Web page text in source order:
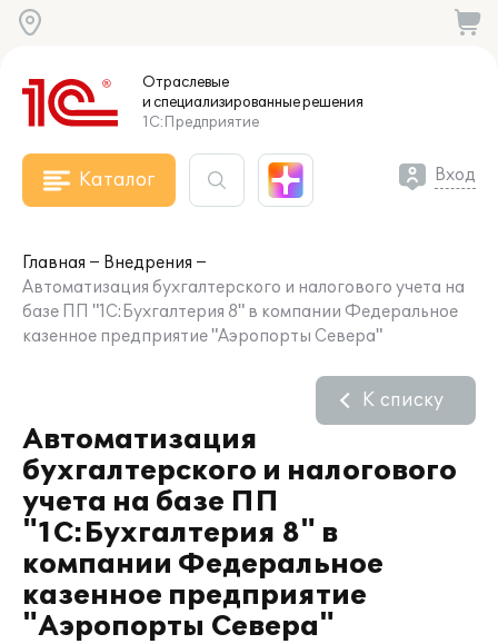
Отраслевые
и специализированныерешения
1С:Предприятие
Каталог Вход
Главная
Внедрения
Автоматизация бухгалтерского и налогового учета на
базе ПП "1С:Бухгалтерия 8" в компании Федеральное
казенное предприятие "Аэропорты Севера"
Автоматизация
бухгалтерского и налогового
учета на базе ПП
"1С:Бухгалтерия 8" в
компании Федеральное
казенное предприятие
"Аэропорты Севера"
К списку